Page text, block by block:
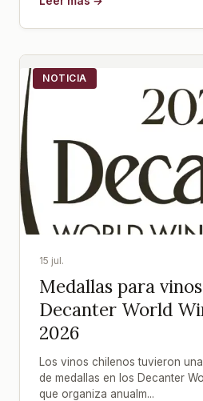
NOTICIA
15 jul.
Medallas para
Decanter World
2026
Los vinos chilenos tuvieron
de medallas en los Decanter
que organiza anualm...